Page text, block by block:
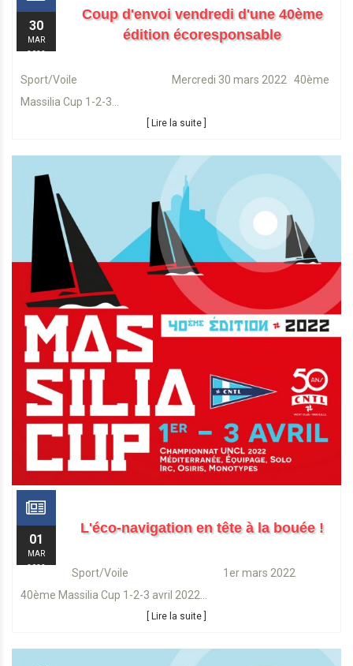
30
MAR
2022
Coup d'envoi vendredi d'une 40ème
édition écoresponsable
Sport/Voile Mercredi 30 mars 2022 40ème
Massilia Cup 1-2-3...
[ Lire la suite ]
01
MAR
2022
L'éco-navigation en tête à la bouée !
Sport/Voile 1er mars 2022
40ème Massilia Cup 1-2-3 avril 2022...
[ Lire la suite ]